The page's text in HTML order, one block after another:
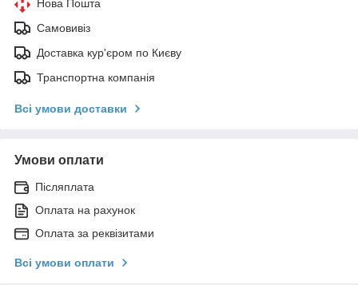
Нова Пошта
Самовивіз
Доставка кур'єром по Києву
Транспортна компанія
Всі умови доставки
Умови оплати
Післяплата
Оплата на рахунок
Оплата за реквізитами
Всі умови оплати